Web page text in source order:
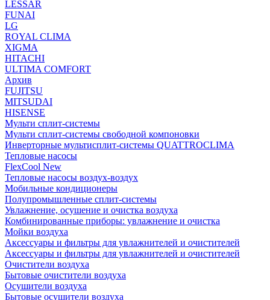
LESSAR
FUNAI
LG
ROYAL CLIMA
XIGMA
HITACHI
ULTIMA COMFORT
Архив
FUJITSU
MITSUDAI
HISENSE
Мульти сплит-системы
Мульти сплит-системы свободной компоновки
Инверторные мультисплит-системы QUATTROCLIMA
Тепловые насосы
FlexCool New
Тепловые насосы воздух-воздух
Мобильные кондиционеры
Полупромышленные сплит-системы
Увлажнение, осушение и очистка воздуха
Комбинированные приборы: увлажнение и очистка
Мойки воздуха
Аксессуары и фильтры для увлажнителей и очистителей
Аксессуары и фильтры для увлажнителей и очистителей
Очистители воздуха
Бытовые очистители воздуха
Осушители воздуха
Бытовые осушители воздуха